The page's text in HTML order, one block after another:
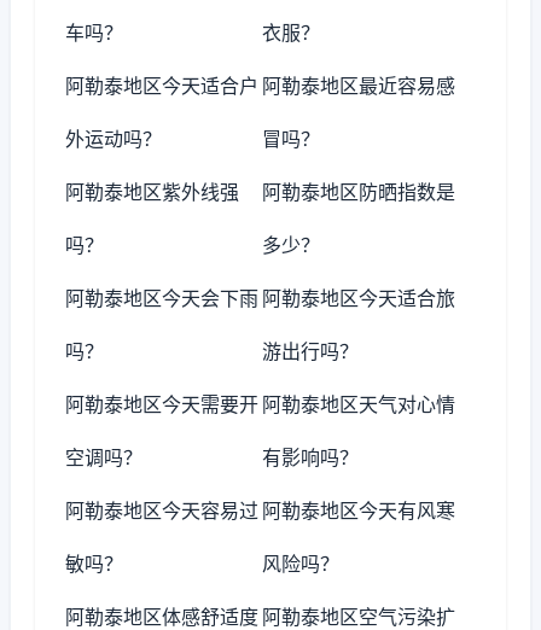
车吗？ 衣服？
阿勒泰地区今天适合户
外运动吗？
阿勒泰地区最近容易感
冒吗？
阿勒泰地区紫外线强
吗？
阿勒泰地区防晒指数是
多少？
阿勒泰地区今天会下雨
吗？
阿勒泰地区今天适合旅
游出行吗？
阿勒泰地区今天需要开
空调吗？
阿勒泰地区天气对心情
有影响吗？
阿勒泰地区今天容易过
敏吗？
阿勒泰地区今天有风寒
风险吗？
阿勒泰地区体感舒适度 阿勒泰地区空气污染扩